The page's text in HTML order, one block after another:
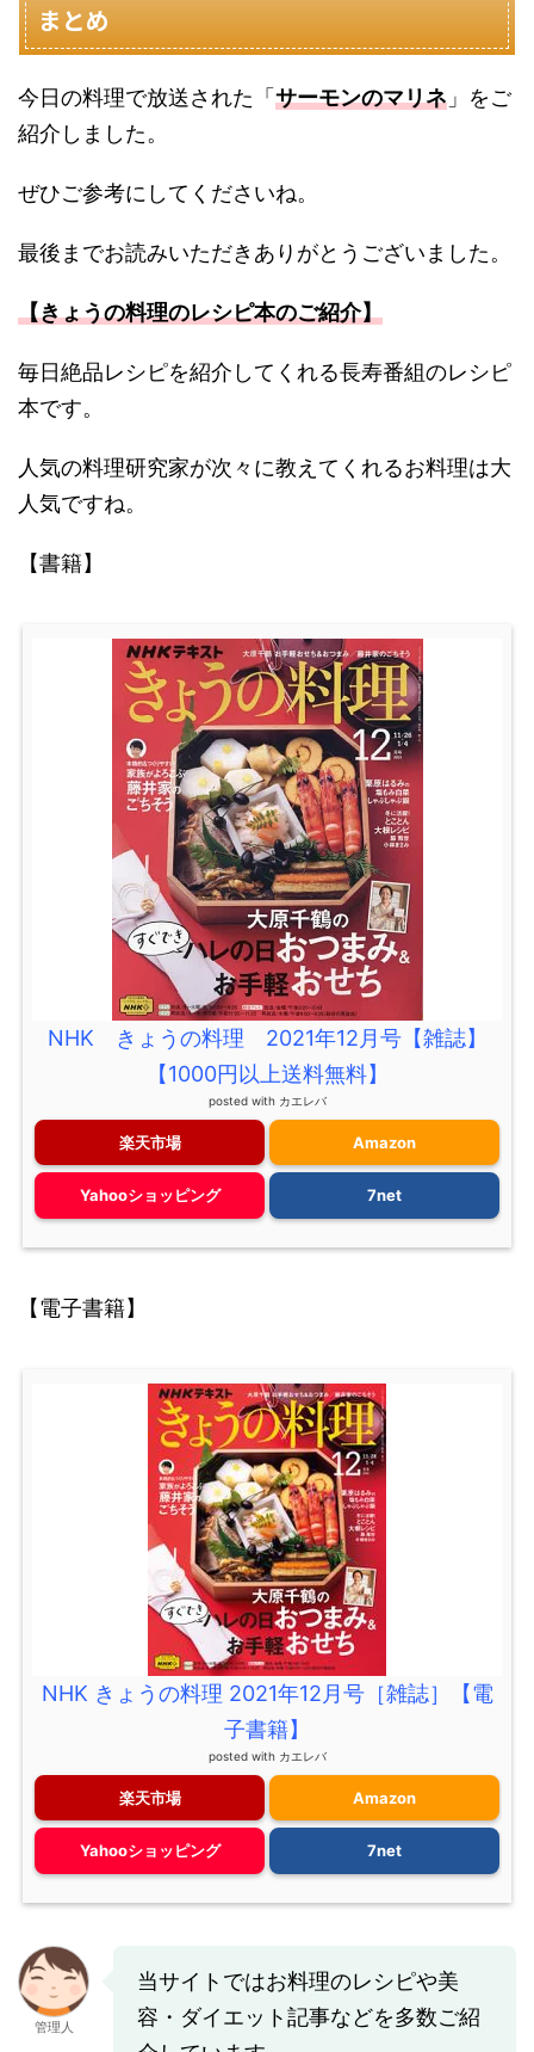
まとめ
今日の料理で放送された「 サーモンのマリネ 」をご
紹介しました。
ぜひご参考にしてくださいね。
最後までお読みいただきありがとうございました。
【きょうの料理のレシピ本のご紹介】
毎日絶品レシピを紹介してくれる長寿番組のレシピ
本です。
人気の料理研究家が次々に教えてくれるお料理は大
人気ですね。
【書籍】
NHK きょうの料理 2021年12月号【雑誌】
【1000円以上送料無料】
posted with カエレバ
楽天市場 Amazon
Yahooショッピング 7net
【電子書籍】
NHK きょうの料理 2021年12月号［雑誌］【電
子書籍】
posted with カエレバ
楽天市場 Amazon
Yahooショッピング 7net
管理人
当サイトではお料理のレシピや美
容・ダイエット記事などを多数ご紹